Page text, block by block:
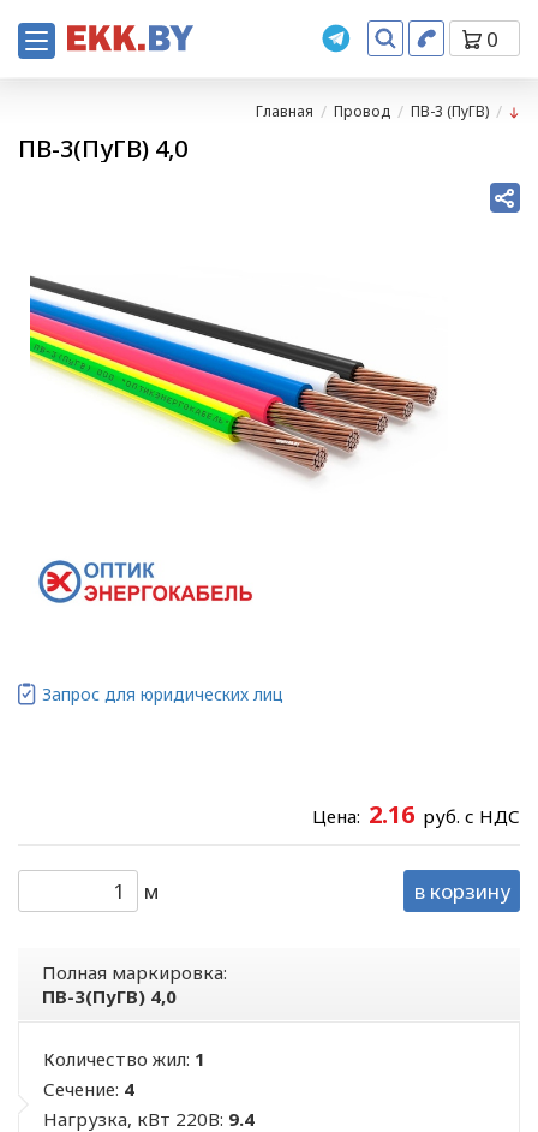
0
Главная Провод ПВ-3 (ПуГВ)
ПВ-3(ПуГВ) 4,0
Полная маркировка:
ПВ-3(ПуГВ) 4,0
Количество жил: 1
Сечение: 4
Нагрузка, кВт 220В: 9.4
Цена: 2.16 руб. с НДС
м в корзину
Запрос для юридических лиц